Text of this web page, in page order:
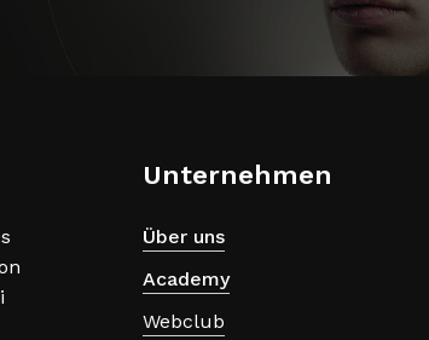
Unternehmen
Über uns
Academy
Webclub